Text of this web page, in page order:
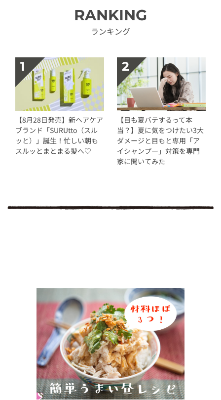
RANKING
ランキング
【8月28日発売】新ヘアケア
ブランド「SURUtto（スル
ッと）」誕生！忙しい朝も
スルッとまとまる髪へ♡
【目も夏バテするって本
当？】夏に気をつけたい3大
ダメージと目もと専用「ア
イシャンプー」対策を専門
家に聞いてみた